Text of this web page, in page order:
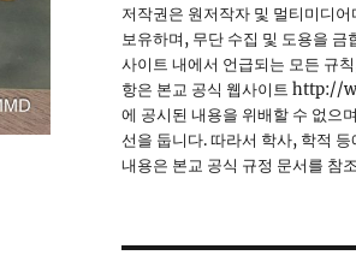
저작권은 원저작자 및 멀티미디
보유하며, 무단 수집 및 도용을 금
사이트 내에서 언급되는 모든 규
항은 본교 공식 웹사이트 http://
에 공시된 내용을 위배할 수 없으
선을 둡니다. 따라서 학사, 학적
내용은 본교 공식 규정 문서를 참